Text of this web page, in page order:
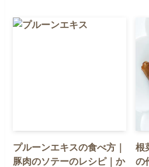
プルーンエキスの食べ方｜
豚肉のソテーのレシピ｜か
根
の